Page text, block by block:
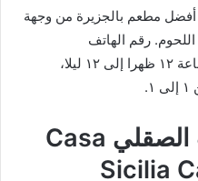
أفضل مطعم بالجزيرة من وجهة
رقم الهاتف
٠١٣٨٨١٤٨٨٤، أوقات العمل من الساعة ١٢ ظهرا إلى ١٢ ليلا،
مطعم ومقهى البيت الصقلي Casa
Sicilia